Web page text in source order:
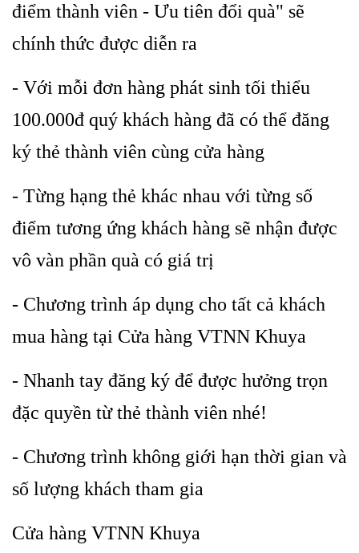
điểm thành viên - Ưu tiên đổi quà" sẽ
chính thức được diễn ra
- Với mỗi đơn hàng phát sinh tối thiểu
100.000đ quý khách hàng đã có thể đăng
ký thẻ thành viên cùng cửa hàng
- Từng hạng thẻ khác nhau với từng số
điểm tương ứng khách hàng sẽ nhận được
vô vàn phần quà có giá trị
- Chương trình áp dụng cho tất cả khách
mua hàng tại Cửa hàng VTNN Khuya
- Nhanh tay đăng ký để được hưởng trọn
đặc quyền từ thẻ thành viên nhé!
- Chương trình không giới hạn thời gian và
số lượng khách tham gia
Cửa hàng VTNN Khuya